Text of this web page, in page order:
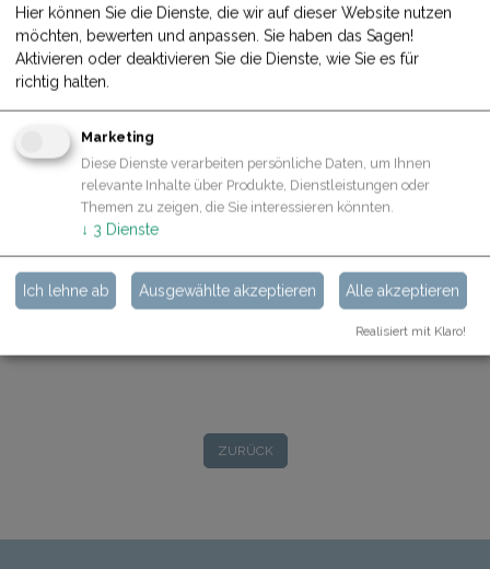
ZURÜCK
Hier können Sie die Dienste, die wir auf dieser Website nutzen
möchten, bewerten und anpassen. Sie haben das Sagen!
Aktivieren oder deaktivieren Sie die Dienste, wie Sie es für
richtig halten.
Marketing
Diese Dienste verarbeiten persönliche Daten, um Ihnen
relevante Inhalte über Produkte, Dienstleistungen oder
Themen zu zeigen, die Sie interessieren könnten.
↓ 3 Dienste
Ich lehne ab Ausgewählte akzeptieren Alle akzeptieren
Realisiert mit Klaro!